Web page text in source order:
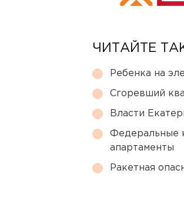
ЧИТАЙТЕ
Ребенка на
Сгоревший
Власти
Федеральные
апартаменты
Ракетная